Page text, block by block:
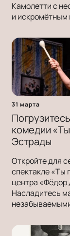
Камолетти с
и
31 марта
комедии
Эстрады
Откройте для
спектакле «Ты
центра «Фёдор
Насладитесь